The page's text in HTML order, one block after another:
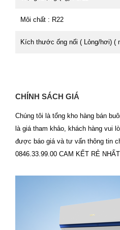
Môi chất : R22
Kích thước ống nối ( Lỏng/hơi) (
CHÍNH SÁCH GIÁ
Chúng tôi là tổng kho hàng bán
là giá tham khảo, khách hàng vui
được báo giá và tư vấn thông tin
0846.33.99.00 CAM KẾT RẺ NHẤT